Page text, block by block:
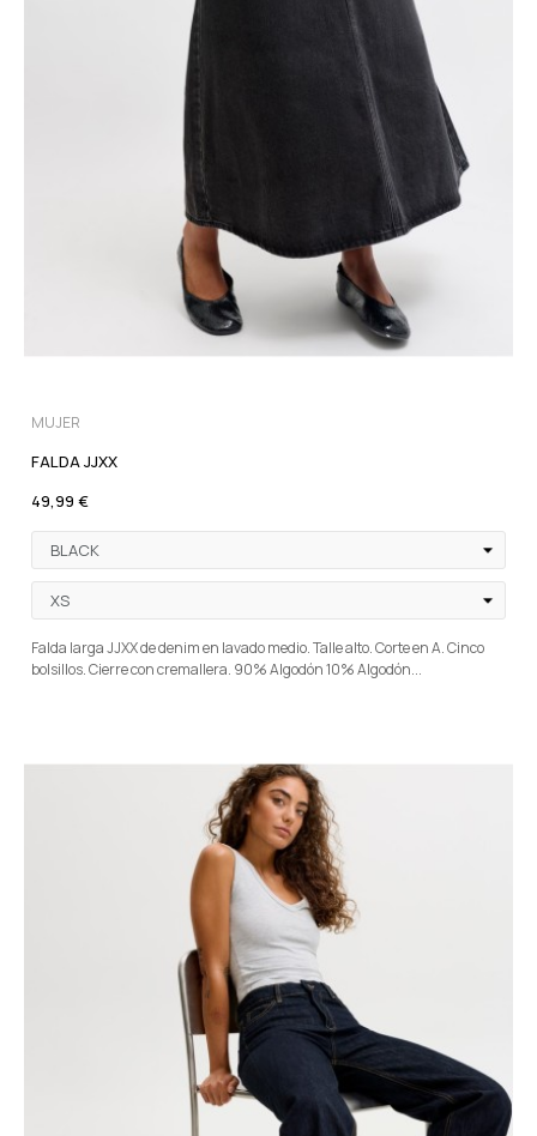
MUJER
FALDA JJXX
49,99 €
Falda larga JJXX de denim en lavado medio. Talle alto. Corte en A. Cinco
bolsillos. Cierre con cremallera. 90% Algodón 10% Algodón...